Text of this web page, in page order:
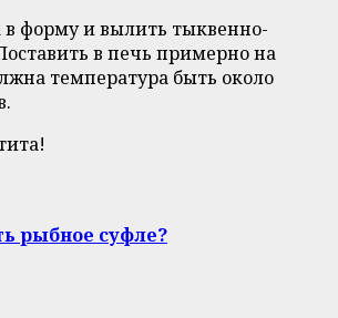
форму и вылить тыквенно-
в печь примерно на
температура быть около
рыбное суфле?